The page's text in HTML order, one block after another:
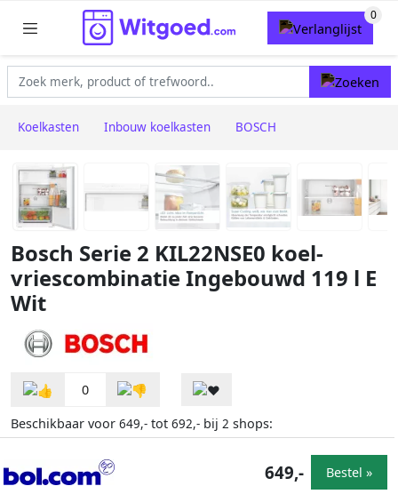
Koelkasten Inbouw koelkasten BOSCH
Bosch Serie 2 KIL22NSE0 koel-
vriescombinatie Ingebouwd 119 l E
Wit
0
Beschikbaar voor 649,- tot 692,- bij 2 shops:
649,- Bestel »